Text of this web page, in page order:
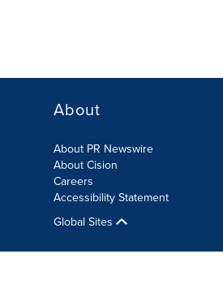
About
About PR Newswire
About Cision
Careers
Accessibility Statement
Global Sites